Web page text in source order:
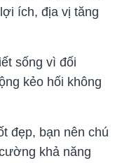
ích, địa vị tăng
sống vì đối
kẻo hối không
đẹp, bạn nên chú
khả năng